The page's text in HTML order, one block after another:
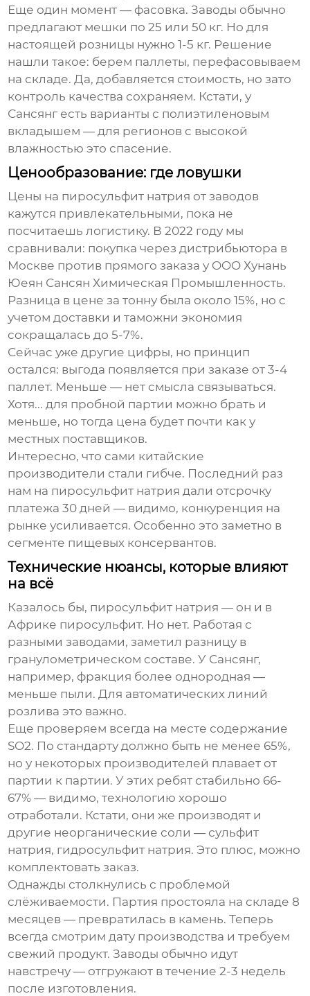
Еще один момент — фасовка. Заводы обычно
предлагают мешки по 25 или 50 кг. Но для
настоящей розницы нужно 1-5 кг. Решение
нашли такое: берем паллеты, перефасовываем
на складе. Да, добавляется стоимость, но зато
контроль качества сохраняем. Кстати, у
Сансянг есть варианты с полиэтиленовым
вкладышем — для регионов с высокой
влажностью это спасение.
Ценообразование: где ловушки
Цены на пиросульфит натрия от заводов
кажутся привлекательными, пока не
посчитаешь логистику. В 2022 году мы
сравнивали: покупка через дистрибьютора в
Москве против прямого заказа у OOO Хунань
Юеян Сансян Химическая Промышленность.
Разница в цене за тонну была около 15%, но с
учетом доставки и таможни экономия
сокращалась до 5-7%.
Сейчас уже другие цифры, но принцип
остался: выгода появляется при заказе от 3-4
паллет. Меньше — нет смысла связываться.
Хотя... для пробной партии можно брать и
меньше, но тогда цена будет почти как у
местных поставщиков.
Интересно, что сами китайские
производители стали гибче. Последний раз
нам на пиросульфит натрия дали отсрочку
платежа 30 дней — видимо, конкуренция на
рынке усиливается. Особенно это заметно в
сегменте пищевых консервантов.
Технические нюансы, которые влияют
на всё
Казалось бы, пиросульфит натрия — он и в
Африке пиросульфит. Но нет. Работая с
разными заводами, заметил разницу в
гранулометрическом составе. У Сансянг,
например, фракция более однородная —
меньше пыли. Для автоматических линий
розлива это важно.
Еще проверяем всегда на месте содержание
SO2. По стандарту должно быть не менее 65%,
но у некоторых производителей плавает от
партии к партии. У этих ребят стабильно 66-
67% — видимо, технологию хорошо
отработали. Кстати, они же производят и
другие неорганические соли — сульфит
натрия, гидросульфит натрия. Это плюс, можно
комплектовать заказ.
Однажды столкнулись с проблемой
слёживаемости. Партия простояла на складе 8
месяцев — превратилась в камень. Теперь
всегда смотрим дату производства и требуем
свежий продукт. Заводы обычно идут
навстречу — отгружают в течение 2-3 недель
после изготовления.